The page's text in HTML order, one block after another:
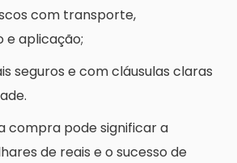
com transporte,
aplicação;
seguros e com cláusulas claras
compra pode significar a
de reais e o sucesso de